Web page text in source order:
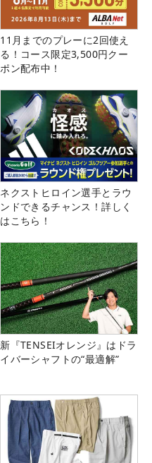
11月までのプレーに2回使え
る！コース限定3,500円クー
ポン配布中！
ネクストヒロイン選手とラウ
ンドできるチャンス！詳しく
はこちら！
新『TENSEIオレンジ』はドラ
イバーシャフトの“最適解”